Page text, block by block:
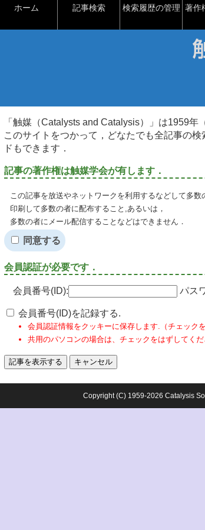
ホーム 記事検索 検索履歴の管理 著作
「触媒（Catalysts and Catalysis）」は1959年
このサイトをつかって，どなたでも全記事の
ドもできます．
記事の著作権は触媒学会が有します．
この記事を放送やネットワークを利用するなどして多数
印刷して多数の者に配布すること,あるいは，
多数の者にメール配信することなどはできません．
同意する
会員認証が必要です．
会員番号(ID): パス
会員番号(ID)を記録する.
会員認証情報をクッキーに保存します.（チェック
共用のパソコンの場合は、チェックをはずしてくだ
Copyright (C) 1959-2026 Catalysis